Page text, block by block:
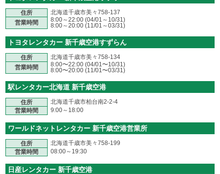
住所
北海道千歳市美々758-137
営業時間
8:00～22:00 (04/01～10/31)
8:00～20:00 (11/01～03/31)
トヨタレンタカー 新千歳空港すずらん
住所
北海道千歳市美々758-134
営業時間
8:00〜22:00 (04/01〜10/31)
8:00〜20:00 (11/01〜03/31)
駅レンタカー北海道 新千歳空港
住所
北海道千歳市柏台南2-2-4
営業時間
9:00～18:00
ワールドネットレンタカー 新千歳空港営業所
住所
北海道千歳市美々758-199
営業時間
08:00～19:30
日産レンタカー 新千歳空港